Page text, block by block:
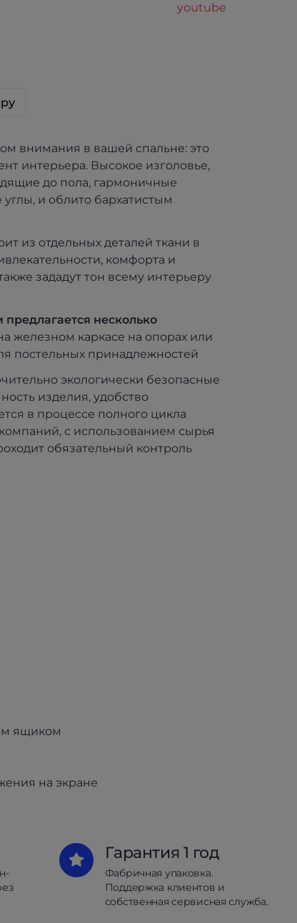
youtube
внимания в вашей спальне: это
интерьера. Высокое изголовье,
до пола, гармоничные
и облито бархатистым
из отдельных деталей ткани в
комфорта и
зададут тон всему интерьеру
несколько
железном каркасе на опорах или
постельных принадлежностей
экологически безопасные
изделия, удобство
в процессе полного цикла
с использованием сырья
обязательный контроль
ящиком
на экране
Гарантия 1 год
Фабричная упаковка.
Поддержка клиентов и
собственная сервисная служба.